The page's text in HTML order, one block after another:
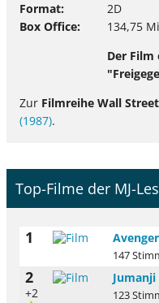
Format
2D
Box Office
134,75
Der Film
Zur Filmreihe Wall Street
(1987).
Top-Filme der MJ-
1
147
2
+2 123